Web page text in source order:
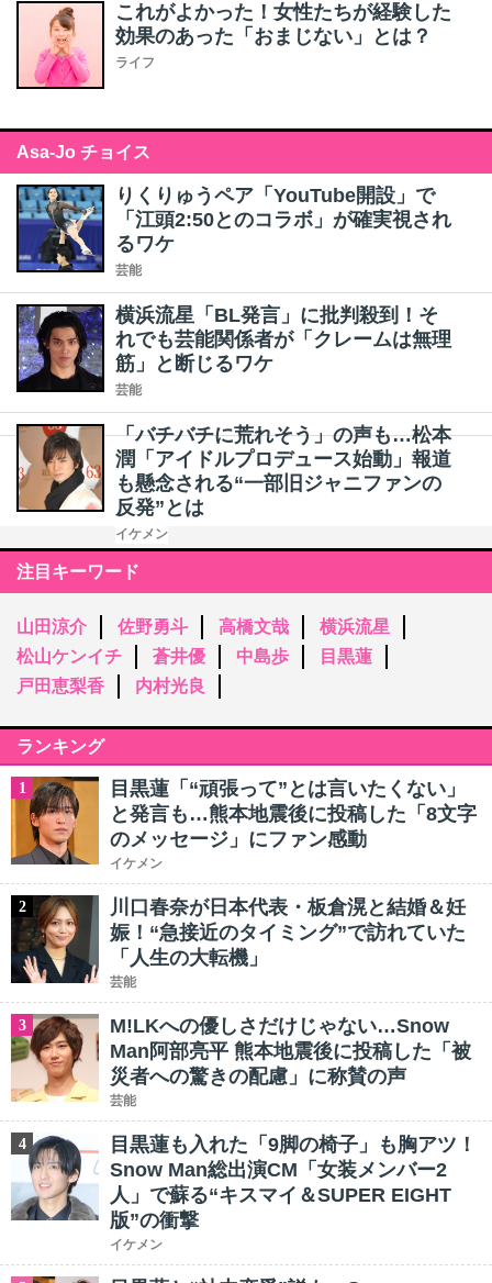
これがよかった！女性たちが経験した
効果のあった「おまじない」とは？
ライフ
Asa-Jo チョイス
りくりゅうペア「YouTube開設」で
「江頭2:50とのコラボ」が確実視され
るワケ
芸能
横浜流星「BL発言」に批判殺到！そ
れでも芸能関係者が「クレームは無理
筋」と断じるワケ
芸能
「バチバチに荒れそう」の声も…松本
潤「アイドルプロデュース始動」報道
も懸念される“一部旧ジャニファンの
反発”とは
イケメン
注目キーワード
山田涼介 佐野勇斗 高橋文哉
横浜流星
松山ケンイチ
蒼井優 中島歩
目黒蓮
戸田恵梨香
内村光良
ランキング
1
目黒蓮「“頑張って”とは言いたくない」
と発言も…熊本地震後に投稿した「8文字
のメッセージ」にファン感動
イケメン
2
川口春奈が日本代表・板倉滉と結婚＆妊
娠！“急接近のタイミング”で訪れていた
「人生の大転機」
芸能
3
M!LKへの優しさだけじゃない…Snow
Man阿部亮平 熊本地震後に投稿した「被
災者への驚きの配慮」に称賛の声
芸能
4
目黒蓮も入れた「9脚の椅子」も胸アツ！
Snow Man総出演CM「女装メンバー2
人」で蘇る“キスマイ＆SUPER EIGHT
版”の衝撃
イケメン